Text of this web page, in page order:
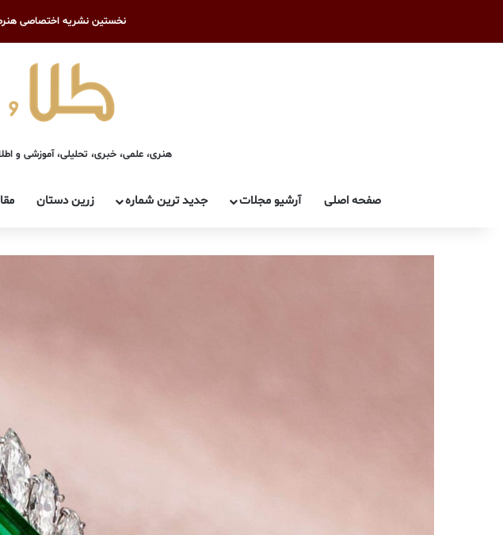
نخستین نشریه اختصاصی
هنری، علمی، خبری، تحلیلی، آموزشی و
صفحه اصلی آرشیو مجلات جدید ترین شماره زرین دستان